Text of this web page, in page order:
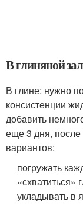
В глиняной
В глине: нужно
консистенции
добавить
еще 3 дня, после
вариантов:
погружать
«схватиться»
укладывать в